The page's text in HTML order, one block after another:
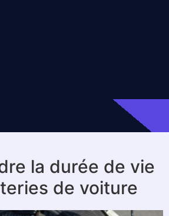
la durée de vie
de voiture